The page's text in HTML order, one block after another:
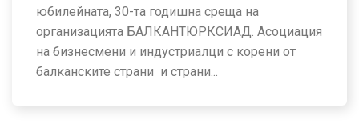
юбилейната, 30-та годишна среща на
организацията БАЛКАНТЮРКСИАД. Асоциация
на бизнесмени и индустриалци с корени от
балканските страни и страни...